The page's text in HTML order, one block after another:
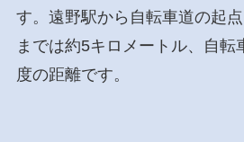
す。遠野駅から自転車道の起
までは約5キロメートル、自転
度の距離です。